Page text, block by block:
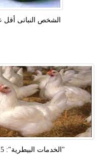
الشخص النباتى أقل
"الخدمات البيطرية": 15 مزرعة دواجن خالية من